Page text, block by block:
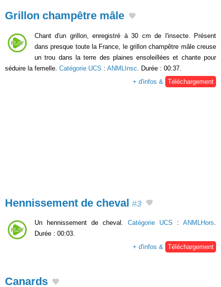
Grillon champêtre mâle
Chant d'un grillon, enregistré à 30 cm de l'insecte. Présent
dans presque toute la France, le grillon champêtre mâle creuse
un trou dans la terre des plaines ensoleillées et chante pour
séduire la femelle. Catégorie UCS : ANMLInsc . Durée : 00:37.
+ d'infos &
Téléchargement
Hennissement de cheval #3
Un hennissement de cheval. Catégorie UCS : ANMLHors.
Durée : 00:03.
+ d'infos & Téléchargement
Canards